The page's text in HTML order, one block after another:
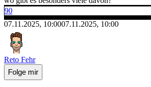
90
07.11.2025, 10:0007.11.2025, 10:00
Reto Fehr
Folge mir